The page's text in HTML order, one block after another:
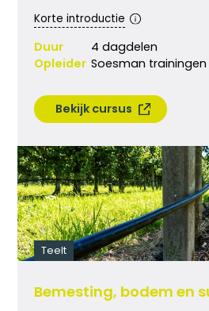
Korte introductie
Duur
4 dagdelen
Opleider Soesman trainingen
Bekijk cursus
Teelt
Bemesting, bodem en